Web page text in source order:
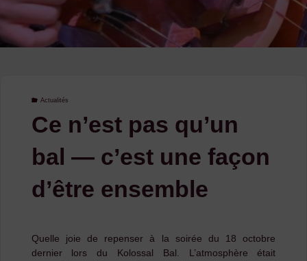
Actualités
Ce n’est pas qu’un
bal — c’est une façon
d’être ensemble
Quelle joie de repenser à la soirée du 18 octobre
dernier lors du Kolossal Bal. L’atmosphère était